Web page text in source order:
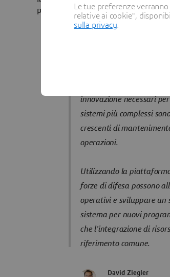
piattaforma 3DEXPERIENCE che
innovazione necessari
sistemi più complessi
crescenti di
operazioni.
Utilizzando la
forze di difesa possono
operativi e sviluppare
sistema per nuovi
che l'integrazione di
riferimento comune.
David Ziegler
Le tue preferenze
relative ai cookie",
sulla privacy